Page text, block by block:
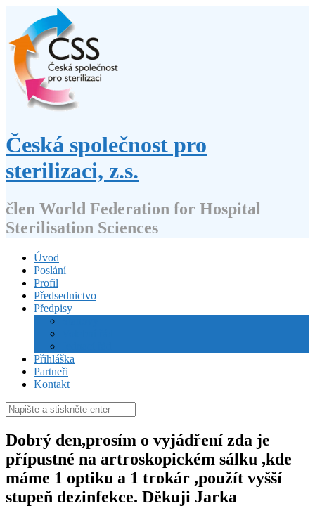
obsahu
webu
Česká společnost pro
sterilizaci, z.s.
člen World Federation for Hospital
Sterilisation Sciences
Úvod
Poslání
Profil
Předsednictvo
Předpisy
Přihláška
Partneři
Kontakt
Hledat:
Dobrý den,prosím o vyjádření zda je
přípustné na artroskopickém sálku ,kde
máme 1 optiku a 1 trokár ,použít vyšší
stupeň dezinfekce. Děkuji Jarka